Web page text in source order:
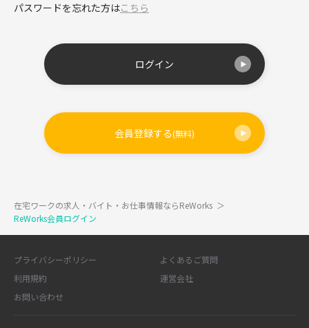
パスワードを忘れた方はこちら
ログイン
会員登録する(無料)
在宅ワークの求人・バイト・お仕事情報ならReWorks ＞
ReWorks会員ログイン
プライバシーポリシー
よくあるご質問
利用規約
運営会社
お問い合わせ